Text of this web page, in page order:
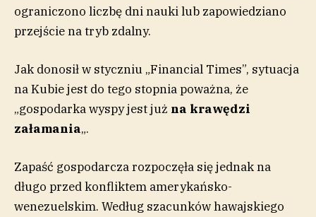
ograniczono liczbę dni nauki lub zapowiedziano
przejście na tryb zdalny.
Jak donosił w styczniu „Financial Times”, sytuacja
na Kubie jest do tego stopnia poważna, że
„gospodarka wyspy jest już na krawędzi
załamania„.
Zapaść gospodarcza rozpoczęła się jednak na
długo przed konfliktem amerykańsko-
wenezuelskim. Według szacunków hawajskiego